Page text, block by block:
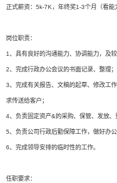
正式薪资：5k-7K，年终奖1-3个月（看能
岗位职责：
1、具有良好的沟通能力、协调能力，及较
2、完成行政办公会议的书面记录、整理；
3、完成有关报告、文稿的起草、修改工
求传送给客户；
4、负责固定资产&的采购、保管、发放、
5、负责公司行政后勤保障工作，做好办公
6、完成领导安排的临时性的工作。
任职要求：